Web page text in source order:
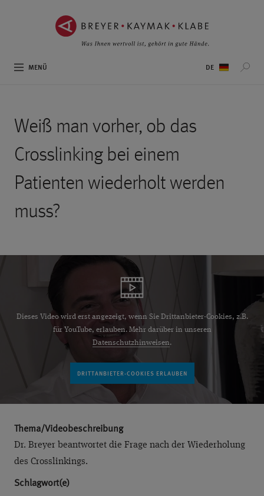
MENÜ
Weiß man vorher, ob das
Crosslinking bei einem
Patienten wiederholt werden
muss?
Dieses Video wird erst angezeigt, wenn Sie Drittanbieter-Cookies, z.B.
für YouTube, erlauben. Mehr darüber in unseren
Datenschutzhinweisen.
Thema/Videobeschreibung
Dr. Breyer beantwortet die Frage nach der Wiederholung
des Crosslinkings.
Schlagwort(e)